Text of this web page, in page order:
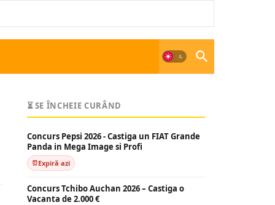
⏳ SE ÎNCHEIE CURÂND
Concurs Pepsi 2026 - Castiga un FIAT Grande
Panda in Mega Image si Profi
Expiră azi
Concurs Tchibo Auchan 2026 – Castiga o
Vacanta de 2.000 €